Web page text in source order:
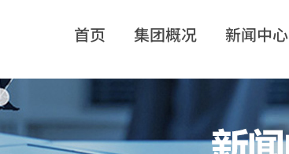
首页 集团概况 新闻中心